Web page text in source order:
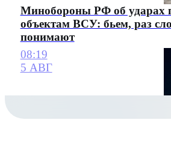
Минобороны РФ об ударах
объектам ВСУ: бьем, раз
понимают
08:19
5 АВГ